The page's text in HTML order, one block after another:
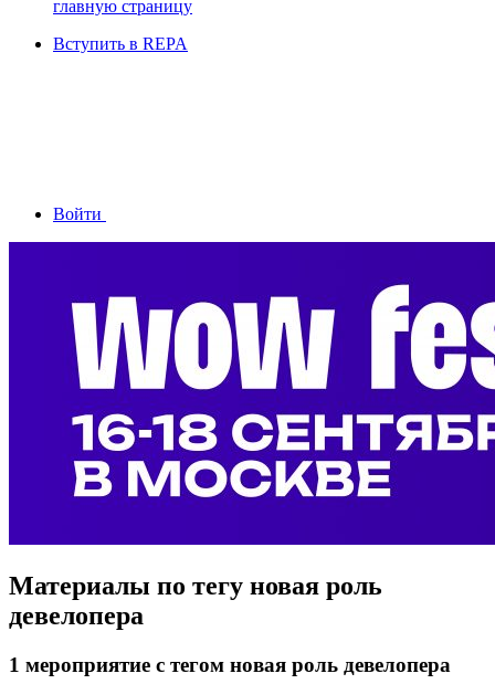
главную страницу
Вступить в REPA
Войти
Материалы по тегу новая роль
девелопера
1 мероприятие с тегом новая роль девелопера